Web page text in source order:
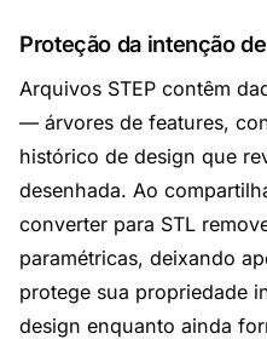
Proteção da intenção
Arquivos STEP contêm
— árvores de features,
histórico de design que
desenhada. Ao
converter para STL
paramétricas, deixando
protege sua propriedade
design enquanto ainda